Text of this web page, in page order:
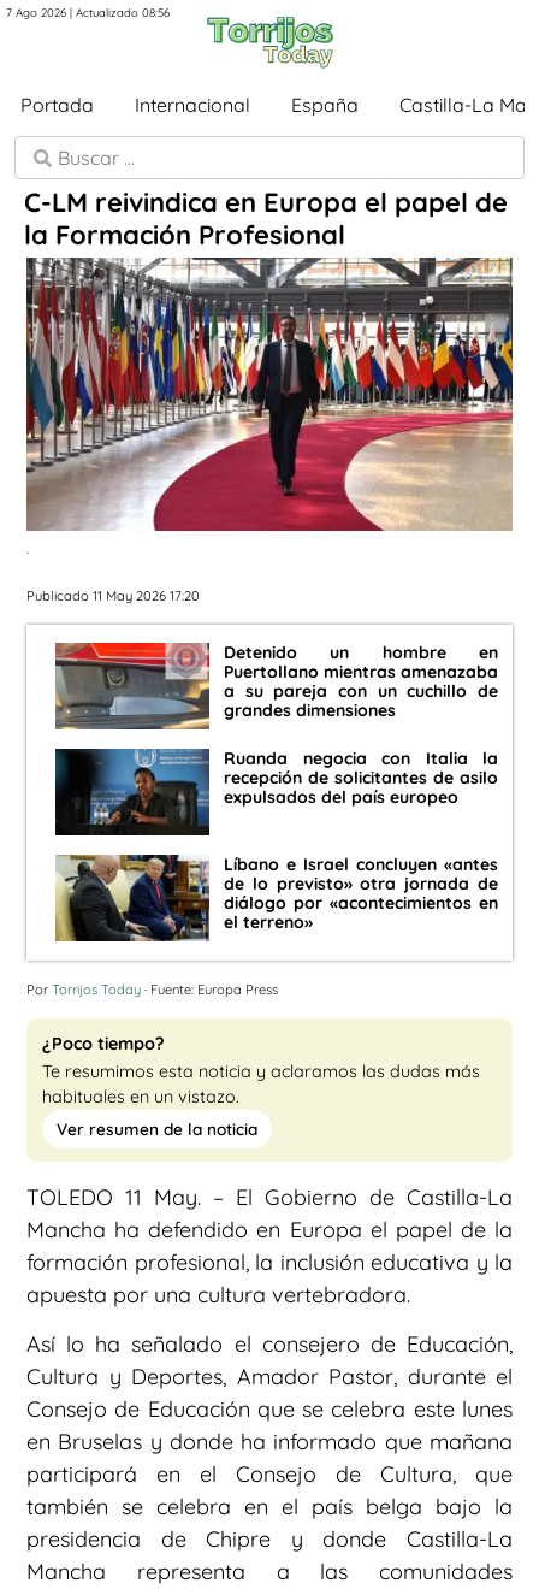
7 Ago 2026 | Actualizado 08:56
Portada Internacional España Castilla-La
C-LM reivindica en Europa el papel de
la Formación Profesional
.
Publicado 11 May 2026 17:20
Detenido un hombre en
Puertollano mientras amenazaba
a su pareja con un cuchillo de
grandes dimensiones
Ruanda negocia con Italia la
recepción de solicitantes de asilo
expulsados del país europeo
Líbano e Israel concluyen «antes
de lo previsto» otra jornada de
diálogo por «acontecimientos en
el terreno»
Por Torrijos Today · Fuente: Europa Press
¿Poco tiempo?
Te resumimos esta noticia y aclaramos las dudas más
habituales en un vistazo.
Ver resumen de la noticia
TOLEDO 11 May. – El Gobierno de Castilla-La
Mancha ha defendido en Europa el papel de la
formación profesional, la inclusión educativa y la
apuesta por una cultura vertebradora.
Así lo ha señalado el consejero de Educación,
Cultura y Deportes, Amador Pastor, durante el
Consejo de Educación que se celebra este lunes
en Bruselas y donde ha informado que mañana
participará en el Consejo de Cultura, que
también se celebra en el país belga bajo la
presidencia de Chipre y donde Castilla-La
Mancha representa a las comunidades